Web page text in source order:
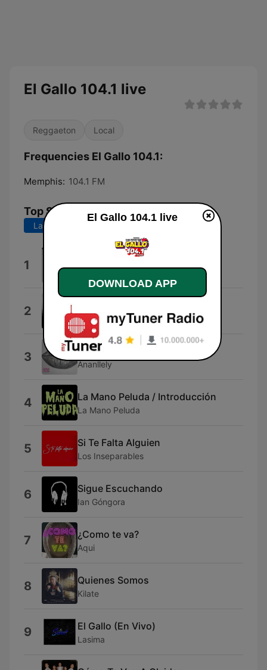
El Gallo 104.1 live
Reggaeton Local
Frequencies El Gallo 104.1:
Memphis: 104.1 FM
Top Songs
Last 7 days
1 Las Cazuelas
2 Adicto Al HD
3 Si tu crees que puedes
Ananllely
4 La Mano Peluda / Introducción
La Mano Peluda
5 Si Te Falta Alguien
Los Inseparables
6 Sigue Escuchando
Ian Góngora
7 ¿Como te va?
Aqui
8 Quienes Somos
Kilate
9 El Gallo (En Vivo)
Lasima
El Gallo 104.1 live
DOWNLOAD APP